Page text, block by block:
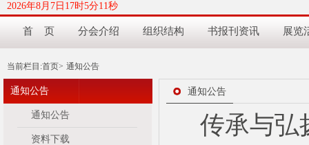
2026年8月7日17时5分12秒
首 页 分会介绍 组织结构 书报刊资讯 展览
当前栏目:首页> 通知公告
通知公告
通知公告
资料下载
通知公告
传承与弘